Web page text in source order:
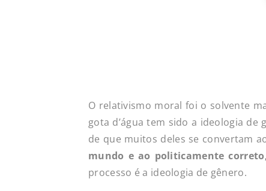
O relativismo moral foi o solvente
gota d’água tem sido a ideologia
de que muitos deles se convertam
mundo e ao politicamente
processo é a ideologia de gênero.